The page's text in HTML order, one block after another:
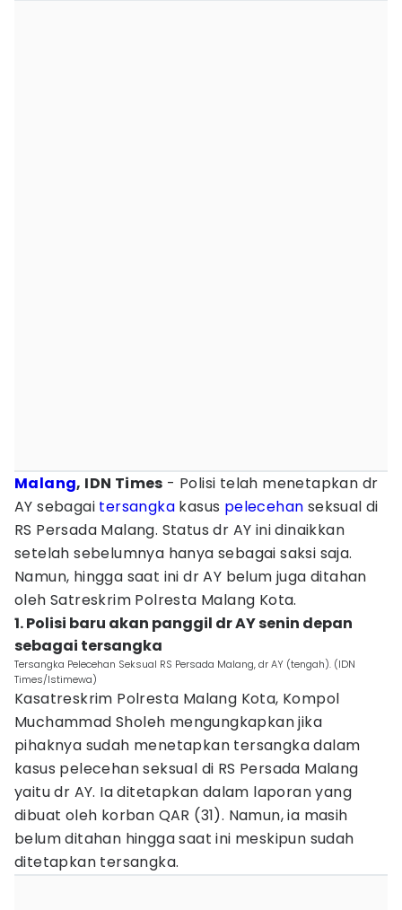
Malang, IDN Times - Polisi telah menetapkan dr
AY sebagai tersangka kasus pelecehan seksual di
RS Persada Malang. Status dr AY ini dinaikkan
setelah sebelumnya hanya sebagai saksi saja.
Namun, hingga saat ini dr AY belum juga ditahan
oleh Satreskrim Polresta Malang Kota.
1. Polisi baru akan panggil dr AY senin depan
sebagai tersangka
Tersangka Pelecehan Seksual RS Persada Malang, dr AY (tengah). (IDN
Times/Istimewa)
Kasatreskrim Polresta Malang Kota, Kompol
Muchammad Sholeh mengungkapkan jika
pihaknya sudah menetapkan tersangka dalam
kasus pelecehan seksual di RS Persada Malang
yaitu dr AY. Ia ditetapkan dalam laporan yang
dibuat oleh korban QAR (31). Namun, ia masih
belum ditahan hingga saat ini meskipun sudah
ditetapkan tersangka.